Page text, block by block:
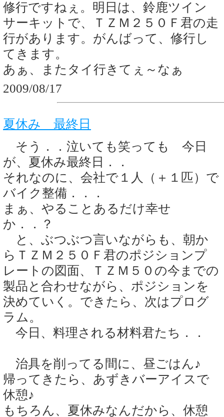
修行ですねぇ。明日は、鈴鹿ツイン
サーキットで、ＴＺＭ２５０Ｆ君の走
行があります。がんばって、修行し
てきます。
あぁ、またタイ行きてぇ～なぁ
2009/08/17
夏休み 最終日
そう．．泣いても笑っても 今日
が、夏休み最終日．．
それなのに、会社で１人（＋１匹）で
バイク整備．．．
まぁ、やることあるだけ幸せ
か．．？
と、ぶつぶつ言いながらも、朝か
らＴＺＭ２５０Ｆ君のポジションプ
レートの図面、ＴＺＭ５０の今までの
製品と合わせながら、ポジションを
決めていく。できたら、次はプログ
ラム。
今日、料理される材料君たち．．
治具を削ってる間に、昼ごはん♪
帰ってきたら、あずきバーアイスで
休憩♪
もちろん、夏休みなんだから、休憩